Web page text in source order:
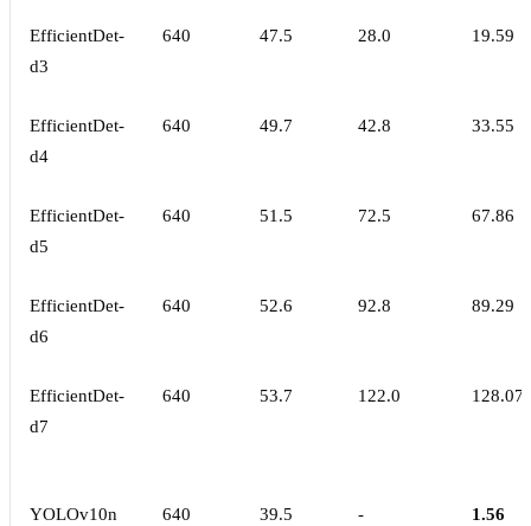
EfficientDet-
d3
640 47.5 28.0 19.59
EfficientDet-
d4
640 49.7 42.8 33.55
EfficientDet-
d5
640 51.5 72.5 67.86
EfficientDet-
d6
640 52.6 92.8 89.29
EfficientDet-
d7
640 53.7 122.0 128.07
YOLOv10n 640 39.5 - 1.56